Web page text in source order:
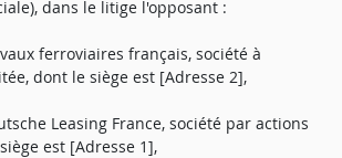
dans le litige l'opposant :
ferroviaires français, société à
dont le siège est [Adresse 2],
Leasing France, société par actions
est [Adresse 1],